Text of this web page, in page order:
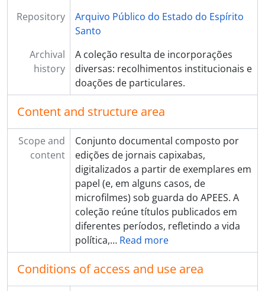
Repository
Arquivo Público do Estado do Espírito
Santo
Archival
history
A coleção resulta de incorporações
diversas: recolhimentos institucionais e
doações de particulares.
Content and structure area
Scope and
content
Conjunto documental composto por
edições de jornais capixabas,
digitalizados a partir de exemplares em
papel (e, em alguns casos, de
microfilmes) sob guarda do APEES. A
coleção reúne títulos publicados em
diferentes períodos, refletindo a vida
política,… Read more
Conditions of access and use area